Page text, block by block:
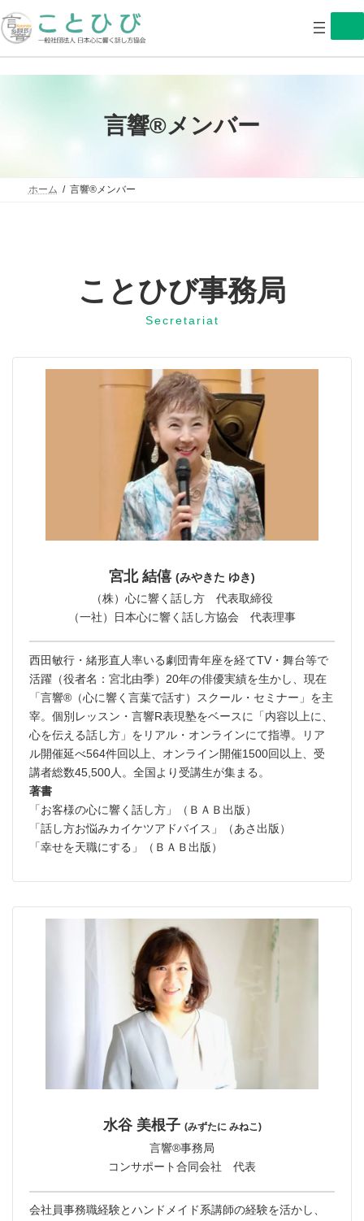
ン
テ
へ
ビ
ゲ
ョ
言響®︎メンバー
ホーム 言響®︎メンバー
ことひび事務局
Secretariat
宮北 結僖 (みやきた ゆき)
（株）心に響く話し方 代表取締役
（一社）日本心に響く話し方協会 代表理事
西田敏行・緒形直人率いる劇団青年座を経てTV・舞台等で
活躍（役者名：宮北由季）20年の俳優実績を生かし、現在
「言響®︎（心に響く言葉で話す）スクール・セミナー」を主
宰。個別レッスン・言響R表現塾をベースに「内容以上に、
心を伝える話し方」をリアル・オンラインにて指導。リア
ル開催延べ564件回以上、オンライン開催1500回以上、受
講者総数45,500人。全国より受講生が集まる。
著書
「お客様の心に響く話し方」（ＢＡＢ出版）
「話し方お悩みカイケツアドバイス」（あさ出版）
「幸せを天職にする」（ＢＡＢ出版）
水谷 美根子 (みずたに みねこ)
言響®︎事務局
コンサポート合同会社 代表
会社員事務職経験とハンドメイド系講師の経験を活かし、